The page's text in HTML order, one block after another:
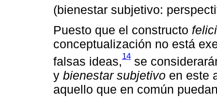
(bienestar subjetivo:
Puesto que el constructo
conceptualización no está
falsas ideas,14 se
y bienestar subjetivo en este
aquello que en común